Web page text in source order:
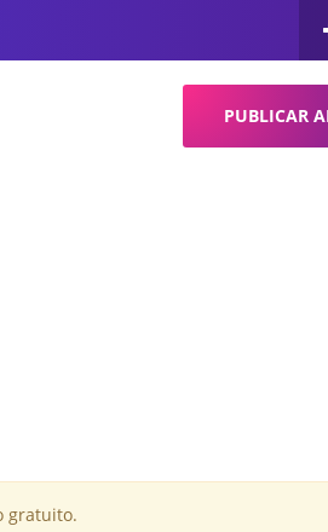
PUBLICAR
gratuito.